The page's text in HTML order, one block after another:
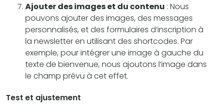
Ajouter des images et du contenu : Nous
pouvons ajouter des images, des messages
personnalisés, et des formulaires d’inscription à
la newsletter en utilisant des shortcodes. Par
exemple, pour intégrer une image à gauche du
texte de bienvenue, nous ajoutons l’image dans
le champ prévu à cet effet.
Test et ajustement